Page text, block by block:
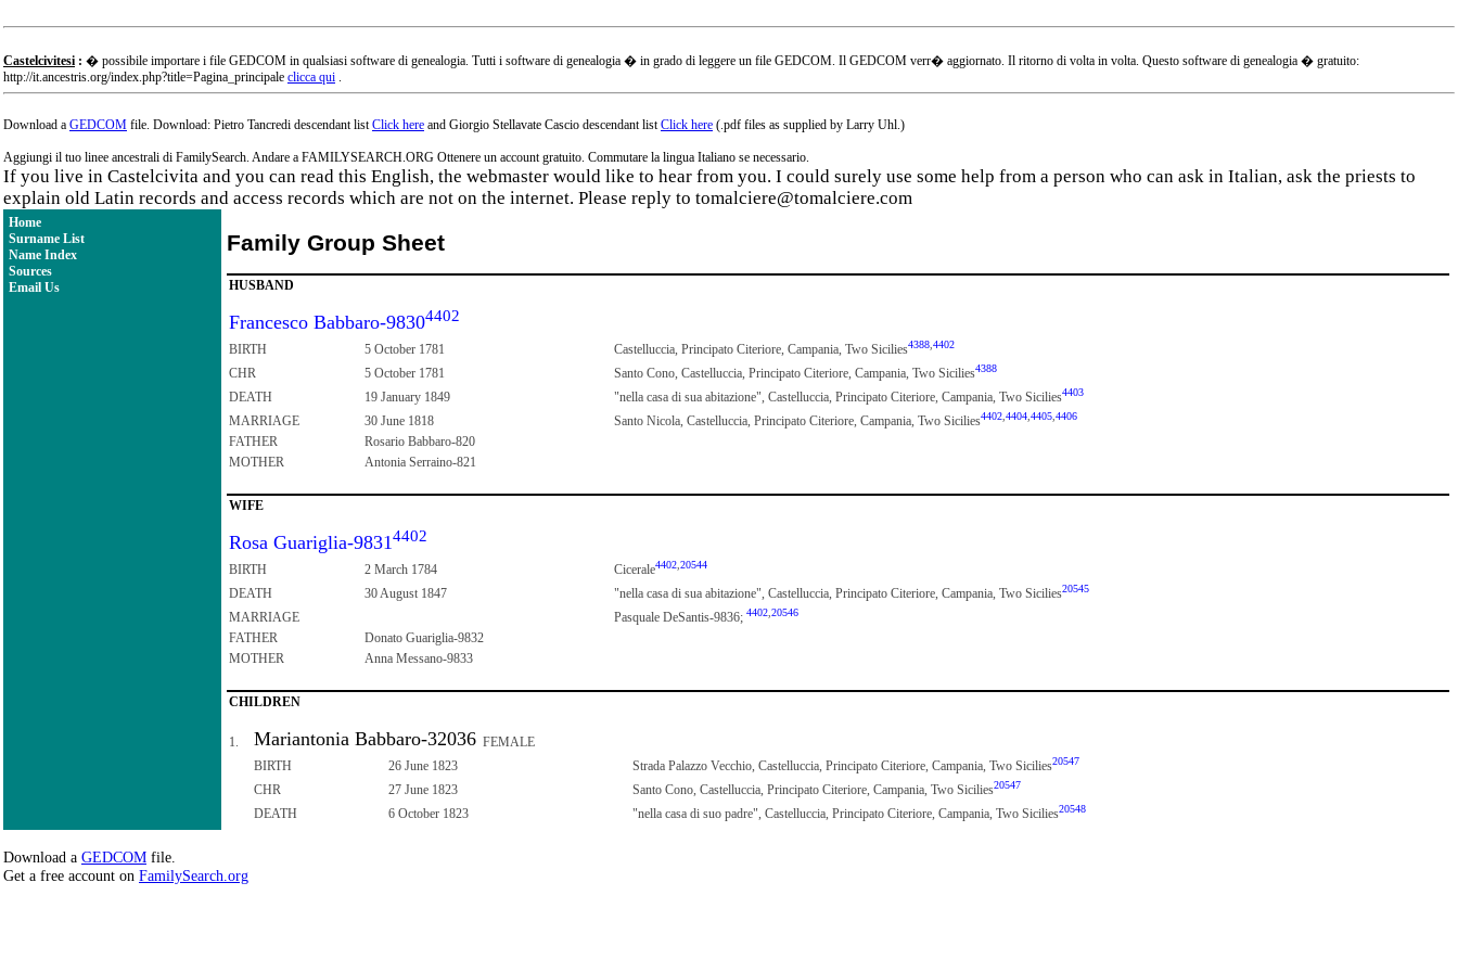
Castelcivitesi : � possibile importare i file GEDCOM in qualsiasi software di genealogia. Tutti i software di genealogia � in grado di leggere un file GEDCOM. Il GEDCOM verr� aggiornato. Il ritorno di volta in volta. Questo software di genealogia � gratuito:
http://it.ancestris.org/index.php?title=Pagina_principale clicca qui .
Download a GEDCOM file. Download: Pietro Tancredi descendant listClick here and Giorgio Stellavate Cascio descendant listClick here (.pdf files as supplied by Larry Uhl.)
Aggiungi il tuo linee ancestrali di FamilySearch. Andare a FAMILYSEARCH.ORG Ottenere un account gratuito. Commutare la lingua Italiano se necessario.
If you live in Castelcivita and you can read this English, the webmaster would like to hear from you. I could surely use some help from a person who can ask in Italian, ask the priests to
explain old Latin records and access records which are not on the internet. Please reply to tomalciere@tomalciere.com
Home
Surname List
Name Index
Sources
Email Us
Family Group Sheet
HUSBAND
Francesco Babbaro-98304402
BIRTH 5 October 1781 Castelluccia, Principato Citeriore, Campania, Two Sicilies4388 4402
CHR 5 October 1781 Santo Cono, Castelluccia, Principato Citeriore, Campania, Two Sicilies4388
DEATH 19 January 1849 "nella casa di sua abitazione", Castelluccia, Principato Citeriore, Campania, Two Sicilies4403
MARRIAGE 30 June 1818 Santo Nicola, Castelluccia, Principato Citeriore, Campania, Two Sicilies4402 4404 4405 4406
FATHER
Rosario Babbaro-820
MOTHER
Antonia Serraino-821
WIFE
Rosa Guariglia-98314402
BIRTH 2 March 1784 Cicerale4402 20544
DEATH 30 August 1847 "nella casa di sua abitazione", Castelluccia, Principato Citeriore, Campania, Two Sicilies20545
MARRIAGE Pasquale DeSantis-9836; 4402 20546
FATHER
Donato Guariglia-9832
MOTHER
Anna Messano-9833
CHILDREN
1. Mariantonia Babbaro-32036 FEMALE
BIRTH
26 June 1823 Strada Palazzo Vecchio, Castelluccia, Principato Citeriore, Campania, Two Sicilies20547
CHR 27 June 1823 Santo Cono, Castelluccia, Principato Citeriore, Campania, Two Sicilies20547
DEATH 6 October 1823 "nella casa di suo padre", Castelluccia, Principato Citeriore, Campania, Two Sicilies20548
Download a GEDCOM file.
Get a free account on FamilySearch.org